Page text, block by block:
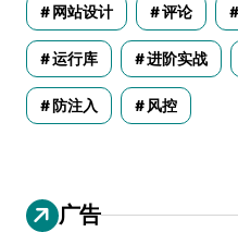
网站设计 评论
运行库 进阶实战
防注入 风控
广告